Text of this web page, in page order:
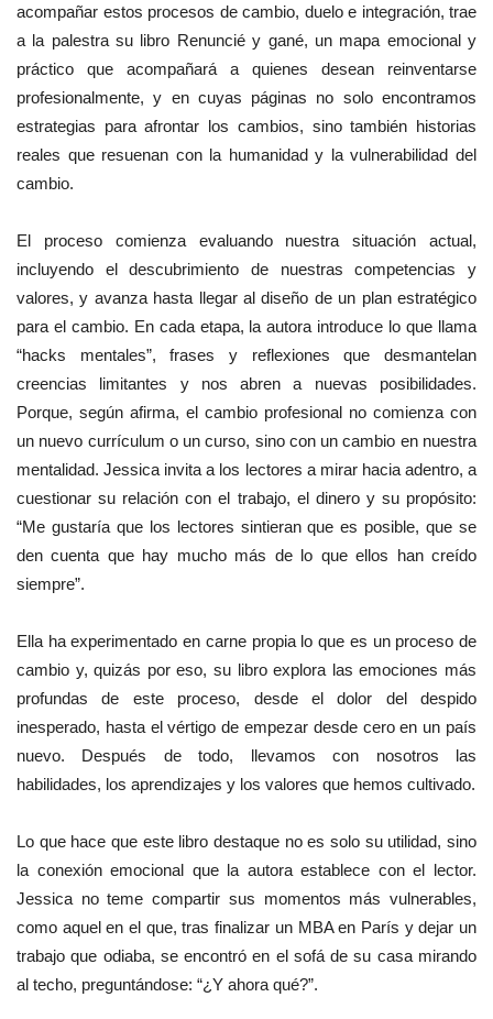
acompañar estos procesos de cambio, duelo e integración, trae
a la palestra su libro Renuncié y gané, un mapa emocional y
práctico que acompañará a quienes desean reinventarse
profesionalmente, y en cuyas páginas no solo encontramos
estrategias para afrontar los cambios, sino también historias
reales que resuenan con la humanidad y la vulnerabilidad del
cambio.
El proceso comienza evaluando nuestra situación actual,
incluyendo el descubrimiento de nuestras competencias y
valores, y avanza hasta llegar al diseño de un plan estratégico
para el cambio. En cada etapa, la autora introduce lo que llama
“hacks mentales”, frases y reflexiones que desmantelan
creencias limitantes y nos abren a nuevas posibilidades.
Porque, según afirma, el cambio profesional no comienza con
un nuevo currículum o un curso, sino con un cambio en nuestra
mentalidad. Jessica invita a los lectores a mirar hacia adentro, a
cuestionar su relación con el trabajo, el dinero y su propósito:
“Me gustaría que los lectores sintieran que es posible, que se
den cuenta que hay mucho más de lo que ellos han creído
siempre”.
Ella ha experimentado en carne propia lo que es un proceso de
cambio y, quizás por eso, su libro explora las emociones más
profundas de este proceso, desde el dolor del despido
inesperado, hasta el vértigo de empezar desde cero en un país
nuevo. Después de todo, llevamos con nosotros las
habilidades, los aprendizajes y los valores que hemos cultivado.
Lo que hace que este libro destaque no es solo su utilidad, sino
la conexión emocional que la autora establece con el lector.
Jessica no teme compartir sus momentos más vulnerables,
como aquel en el que, tras finalizar un MBA en París y dejar un
trabajo que odiaba, se encontró en el sofá de su casa mirando
al techo, preguntándose: “¿Y ahora qué?”.